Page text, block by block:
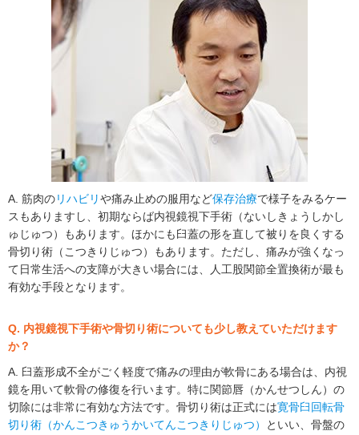
A. 筋肉のリハビリや痛み止めの服用など保存治療で様子をみるケー
スもありますし、初期ならば内視鏡視下手術（ないしきょうしかし
ゅじゅつ）もあります。ほかにも臼蓋の形を直して被りを良くする
骨切り術（こつきりじゅつ）もあります。ただし、痛みが強くなっ
て日常生活への支障が大きい場合には、人工股関節全置換術が最も
有効な手段となります。
Q. 内視鏡視下手術や骨切り術についても少し教えていただけます
か？
A. 臼蓋形成不全がごく軽度で痛みの理由が軟骨にある場合は、内視
鏡を用いて軟骨の修復を行います。特に関節唇（かんせつしん）の
切除には非常に有効な方法です。骨切り術は正式には寛骨臼回転骨
切り術（かんこつきゅうかいてんこつきりじゅつ）
といい、骨盤の